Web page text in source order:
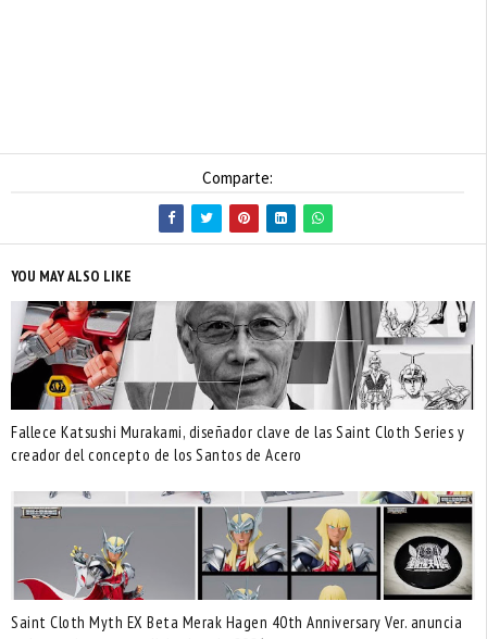
Comparte:
YOU MAY ALSO LIKE
Fallece Katsushi Murakami, diseñador clave de las Saint Cloth Series y
creador del concepto de los Santos de Acero
Saint Cloth Myth EX Beta Merak Hagen 40th Anniversary Ver. anuncia